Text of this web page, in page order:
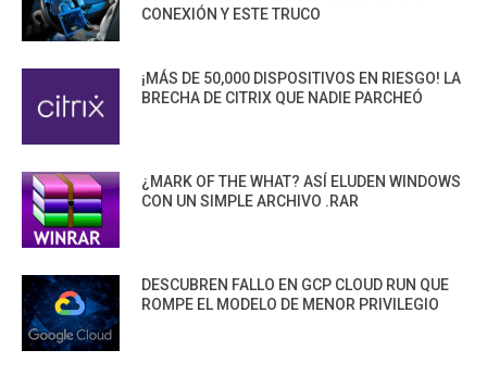
CONEXIÓN Y ESTE TRUCO
¡MÁS DE 50,000 DISPOSITIVOS EN RIESGO! LA
BRECHA DE CITRIX QUE NADIE PARCHEÓ
¿MARK OF THE WHAT? ASÍ ELUDEN WINDOWS
CON UN SIMPLE ARCHIVO .RAR
DESCUBREN FALLO EN GCP CLOUD RUN QUE
ROMPE EL MODELO DE MENOR PRIVILEGIO